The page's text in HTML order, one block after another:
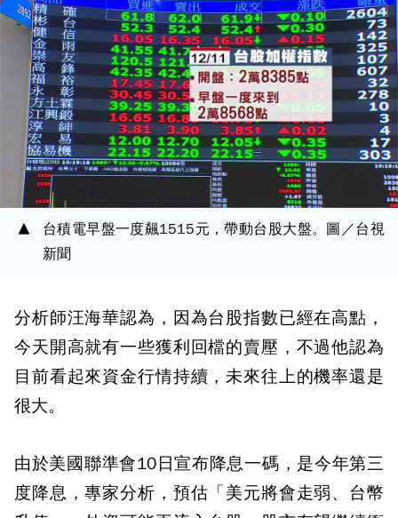
台積電早盤一度飆1515元，帶動台股大盤。圖／台視
新聞
分析師汪海華認為，因為台股指數已經在高點，
今天開高就有一些獲利回檔的賣壓，不過他認為
目前看起來資金行情持續，未來往上的機率還是
很大。
由於美國聯準會10日宣布降息一碼，是今年第三
度降息，專家分析，預估「美元將會走弱、台幣